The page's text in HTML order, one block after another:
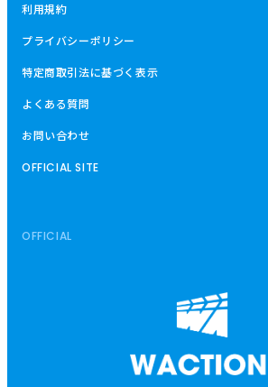
利用規約
プライバシーポリシー
特定商取引法に基づく表示
よくある質問
お問い合わせ
OFFICIAL SITE
OFFICIAL